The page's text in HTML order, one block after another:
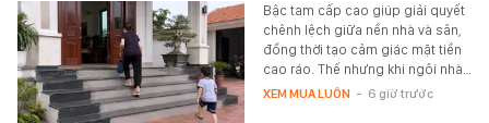
Bậc tam cấp cao giúp giải quyết
chênh lệch giữa nền nhà và sân,
đồng thời tạo cảm giác mặt tiền
cao ráo. Thế nhưng khi ngôi nhà…
XEM MUA LUÔN - 6 giờ trước